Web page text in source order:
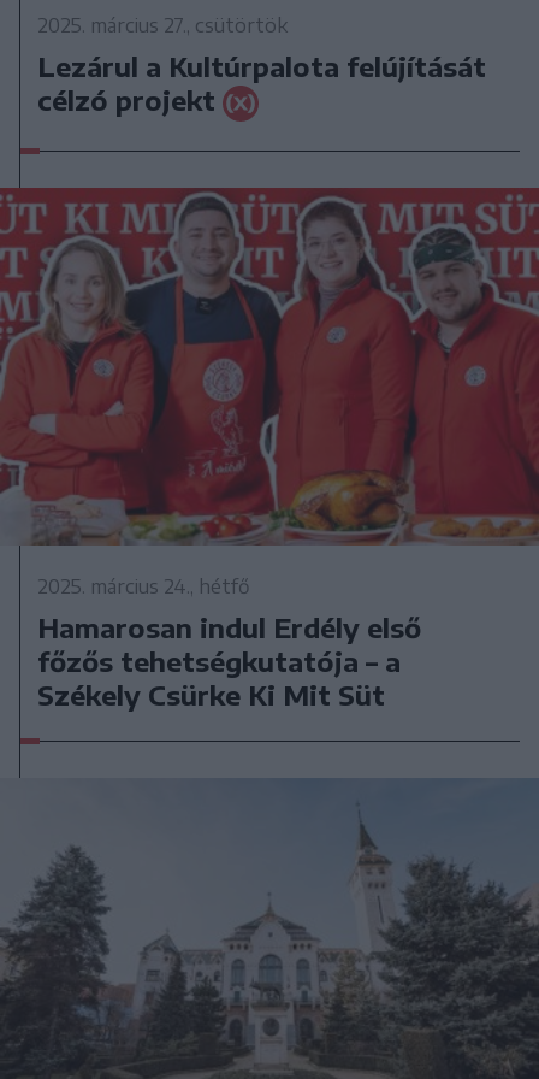
2025. március 27., csütörtök
Lezárul a Kultúrpalota felújítását
célzó projekt
2025. március 24., hétfő
Hamarosan indul Erdély első
főzős tehetségkutatója – a
Székely Csürke Ki Mit Süt